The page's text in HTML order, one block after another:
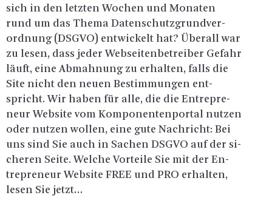
sich in den letz­ten Wo­chen und Mo­na­ten
rund um das Thema Da­ten­schutz­grund­ver­
ord­nung (DSGVO) ent­wi­ckelt hat? Über­all war
zu lesen, dass jeder Web­sei­ten­be­trei­ber Ge­fahr
läuft, eine Ab­mah­nung zu er­hal­ten, falls die
Site nicht den neuen Be­stim­mun­gen ent­
spricht. Wir haben für alle, die die En­tre­pre­
neur Web­site vom Kom­po­nen­ten­por­tal nut­zen
oder nut­zen wol­len, eine gute Nach­richt: Bei
uns sind Sie auch in Sa­chen DSGVO auf der si­
che­ren Seite. Wel­che Vor­tei­le Sie mit der En­
tre­pre­neur Web­site FREE und PRO er­hal­ten,
lesen Sie jetzt…